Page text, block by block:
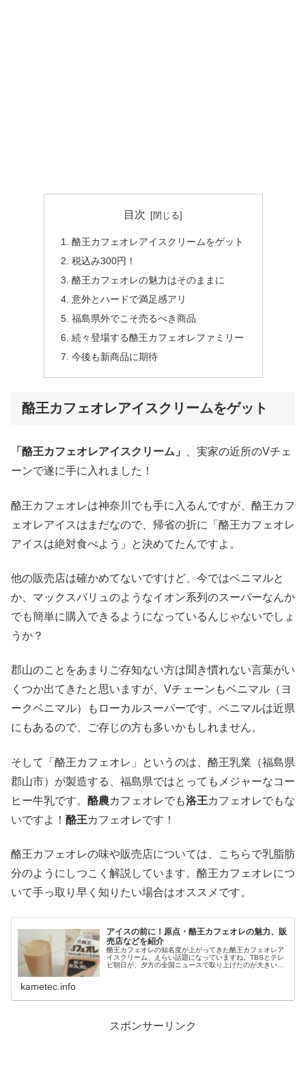
目次
酪王カフェオレアイスクリームをゲット
税込み300円！
酪王カフェオレの魅力はそのままに
意外とハードで満足感アリ
福島県外でこそ売るべき商品
続々登場する酪王カフェオレファミリー
今後も新商品に期待
酪王カフェオレアイスクリームをゲット
「酪王カフェオレアイスクリーム」
、実家の近所のVチェ
ーンで遂に手に入れました！
酪王カフェオレは神奈川でも手に入るんですが、酪王カフ
ェオレアイスはまだなので、帰省の折に「酪王カフェオレ
アイスは絶対食べよう」と決めてたんですよ。
他の販売店は確かめてないですけど、今ではベニマルと
か、マックスバリュのようなイオン系列のスーパーなんか
でも簡単に購入できるようになっているんじゃないでしょ
うか？
郡山のことをあまりご存知ない方は聞き慣れない言葉がい
くつか出てきたと思いますが、Vチェーンもベニマル（ヨ
ークベニマル）もローカルスーパーです。ベニマルは近県
にもあるので、ご存じの方も多いかもしれません。
そして「酪王カフェオレ」というのは、酪王乳業（福島県
郡山市）が製造する、福島県ではとってもメジャーなコー
ヒー牛乳です。 酪農カフェオレでも洛王カフェオレでもな
いですよ！ 酪王カフェオレです！
酪王カフェオレの味や販売店については、こちらで乳脂肪
分のようにしつこく解説しています。酪王カフェオレにつ
いて手っ取り早く知りたい場合はオススメです。
アイスの前に！原点・酪王カフェオレの魅力、販
売店などを紹介
酪王カフェオレの知名度が上がってきた酪王カフェオレア
イスクリーム、えらい話題になっていますね。TBSとテレ
ビ朝日が、夕方の全国ニュースで取り上げたのが大きいみ
kametec.info
スポンサーリンク